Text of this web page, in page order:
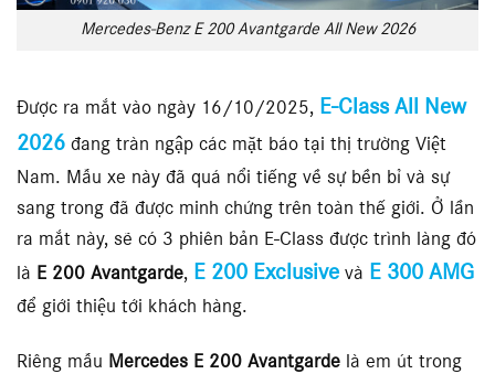
Mercedes-Benz E 200 Avantgarde All New 2026
Được ra mắt vào ngày 16/10/2025, E-Class All New
2026 đang tràn ngập các mặt báo tại thị trường Việt
Nam. Mẫu xe này đã quá nổi tiếng về sự bền bỉ và sự
sang trong đã được minh chứng trên toàn thế giới. Ở lần
ra mắt này, sẽ có 3 phiên bản E-Class được trình làng đó
là E 200 Avantgarde, E 200 Exclusivevà E 300 AMG
để giới thiệu tới khách hàng.
Riêng mẫu Mercedes E 200 Avantgarde là em út trong